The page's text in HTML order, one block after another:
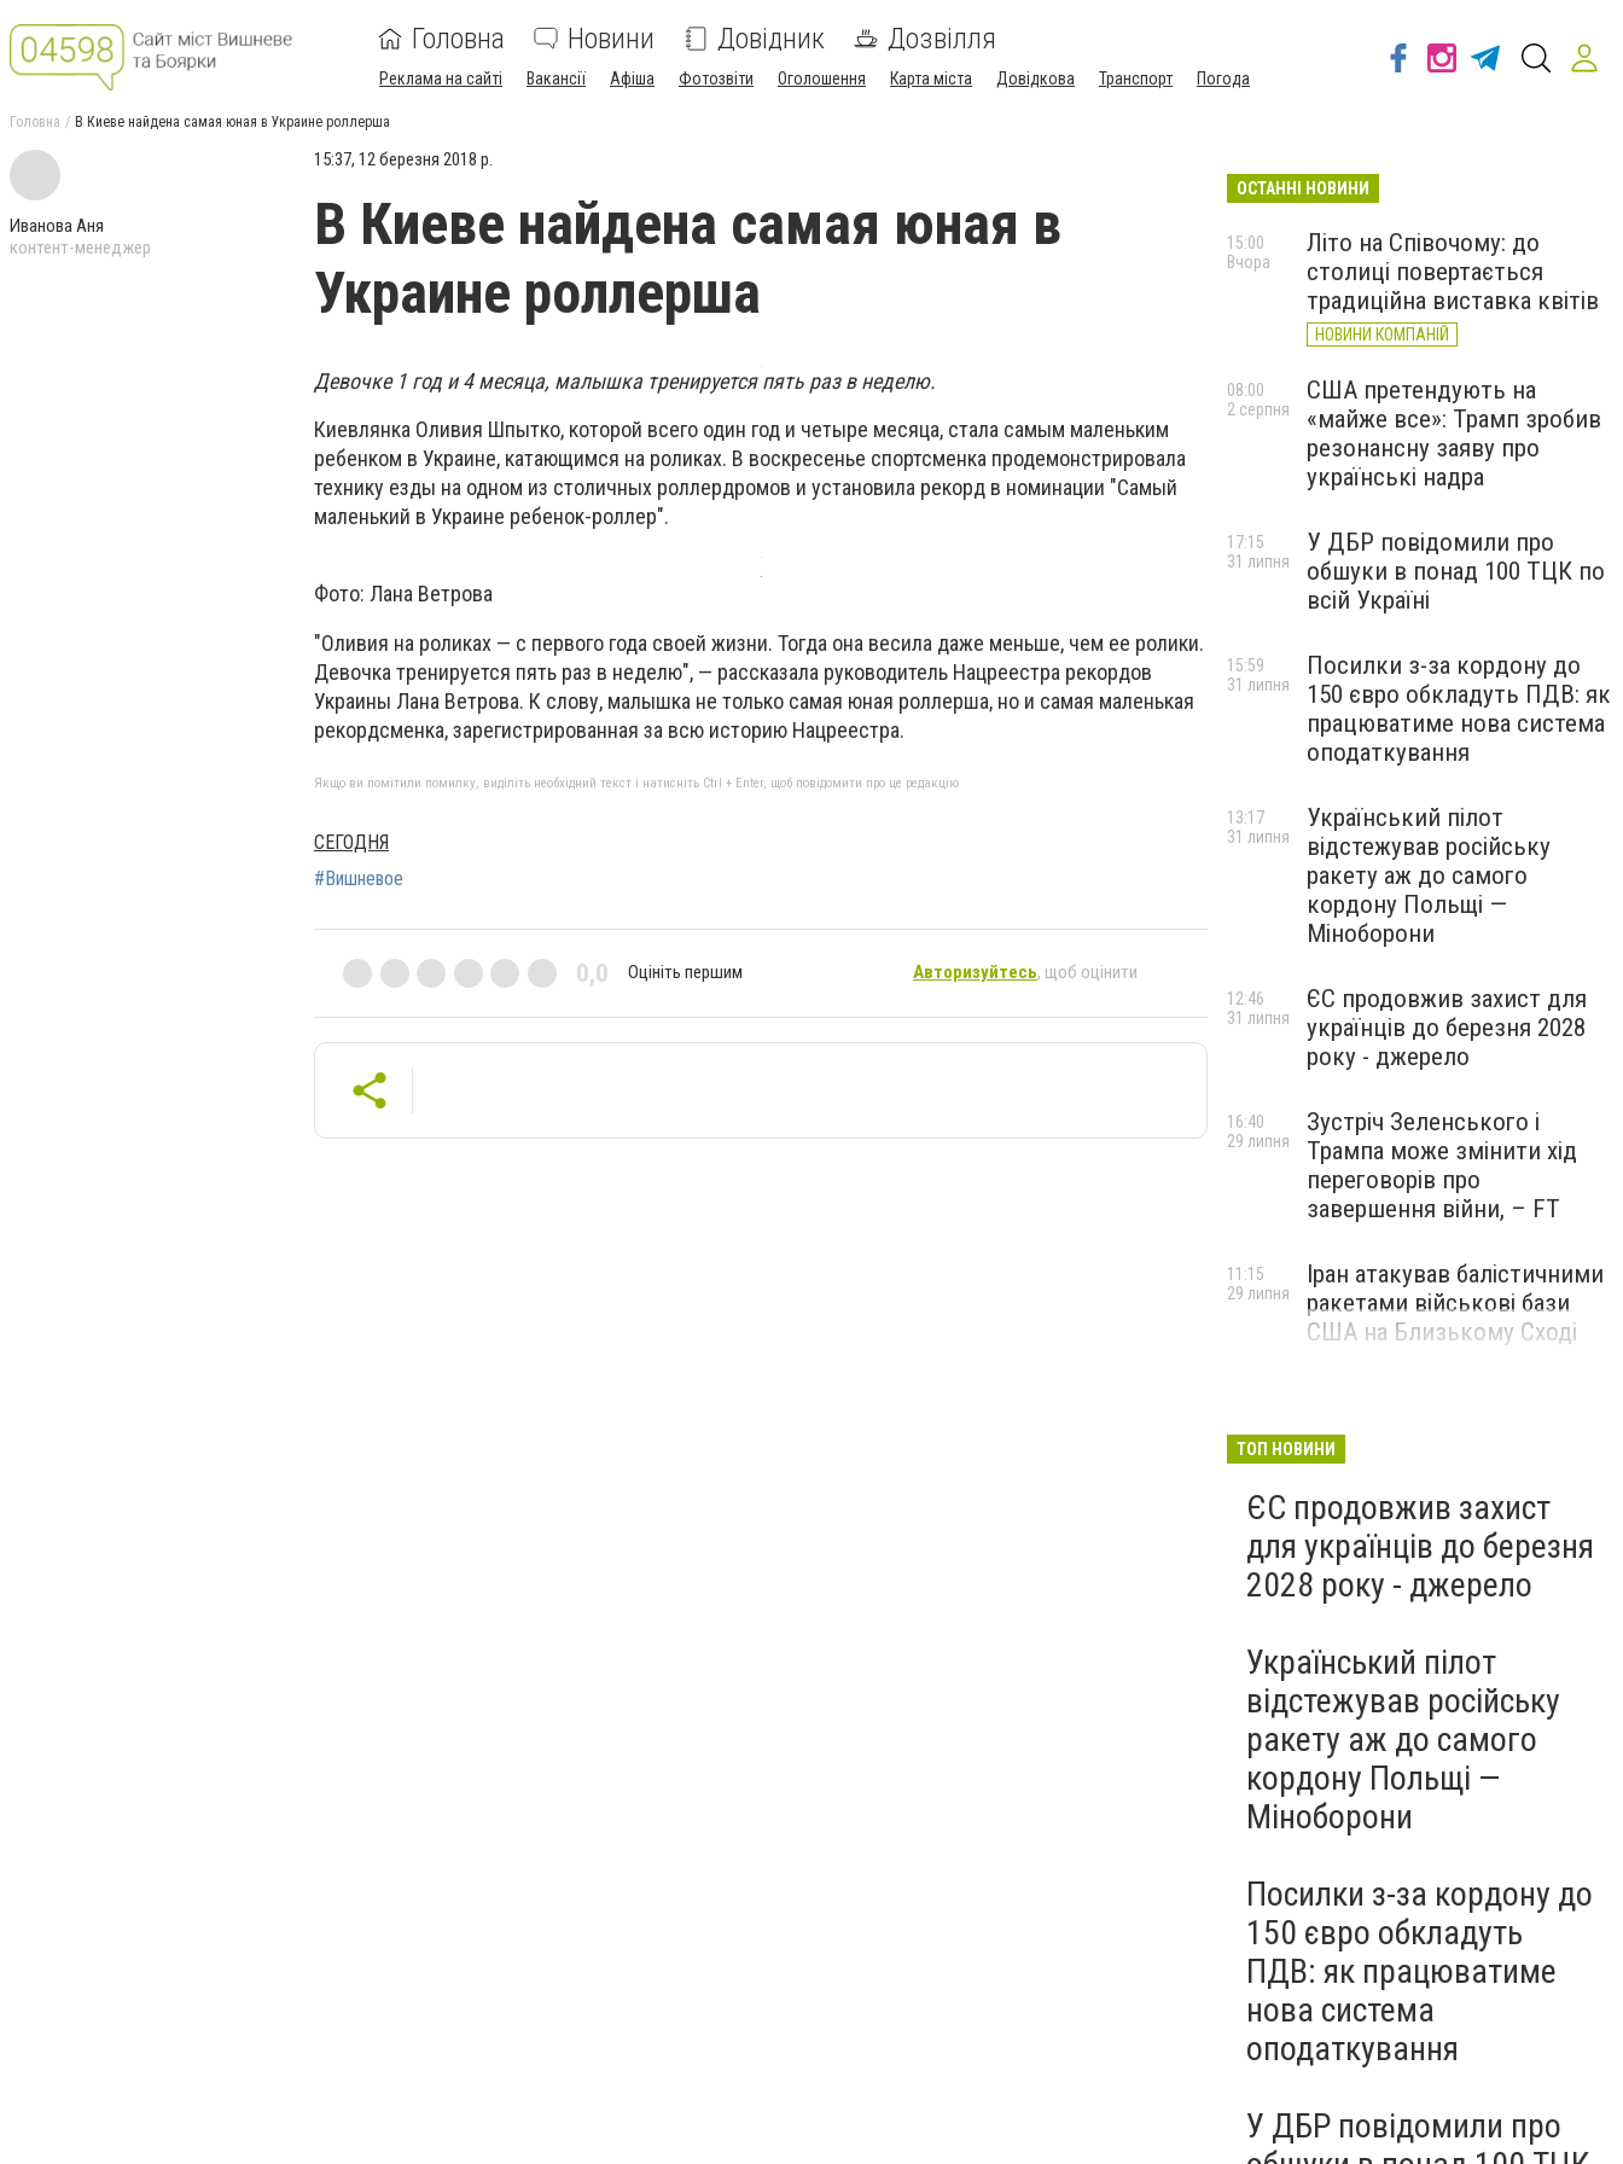
Головна Новини Довідник Дозвілля
Реклама на сайті Вакансії Афіша Фотозвіти Оголошення Карта міста Довідкова Транспорт Погода
Головна В Киеве найдена самая юная в Украине роллерша
Иванова Аня
контент-менеджер
15:37, 12 березня 2018 р.
В Киеве найдена самая юная в
Украине роллерша
Девочке 1 год и 4 месяца, малышка тренируется пять раз в неделю.
Киевлянка Оливия Шпытко, которой всего один год и четыре месяца, стала самым маленьким
ребенком в Украине, катающимся на роликах. В воскресенье спортсменка продемонстрировала
технику езды на одном из столичных роллердромов и установила рекорд в номинации "Самый
маленький в Украине ребенок-роллер".
Фото: Лана Ветрова
"Оливия на роликах — с первого года своей жизни. Тогда она весила даже меньше, чем ее ролики.
Девочка тренируется пять раз в неделю", — рассказала руководитель Нацреестра рекордов
Украины Лана Ветрова. К слову, малышка не только самая юная роллерша, но и самая маленькая
рекордсменка, зарегистрированная за всю историю Нацреестра.
Якщо ви помітили помилку, виділіть необхідний текст і натисніть Ctrl + Enter, щоб повідомити про це редакцію
СЕГОДНЯ
#Вишневое
0,0 Оцініть першим Авторизуйтесь, щоб оцінити
ОСТАННІ НОВИНИ
Літо на Співочому: до
столиці повертається
традиційна виставка квітів
НОВИНИ КОМПАНІЙ
15:00
Вчора
США претендують на
«майже все»: Трамп зробив
резонансну заяву про
українські надра
08:00
2 серпня
У ДБР повідомили про
обшуки в понад 100 ТЦК по
всій Україні
17:15
31 липня
Посилки з-за кордону до
150 євро обкладуть ПДВ: як
працюватиме нова система
оподаткування
15:59
31 липня
Український пілот
відстежував російську
ракету аж до самого
кордону Польщі —
Міноборони
13:17
31 липня
ЄС продовжив захист для
українців до березня 2028
року - джерело
12:46
31 липня
Зустріч Зеленського і
Трампа може змінити хід
переговорів про
завершення війни, – FT
16:40
29 липня
Іран атакував балістичними
ракетами військові бази
США на Близькому Сході
11:15
29 липня
ТОП НОВИНИ
ЄС продовжив захист
для українців до березня
2028 року - джерело
Український пілот
відстежував російську
ракету аж до самого
кордону Польщі —
Міноборони
Посилки з-за кордону до
150 євро обкладуть
ПДВ: як працюватиме
нова система
оподаткування
У ДБР повідомили про